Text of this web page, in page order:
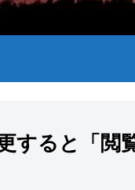
すると「閲